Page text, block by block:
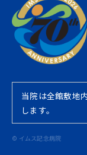
当院は全館敷地
します。
© イムス記念病院